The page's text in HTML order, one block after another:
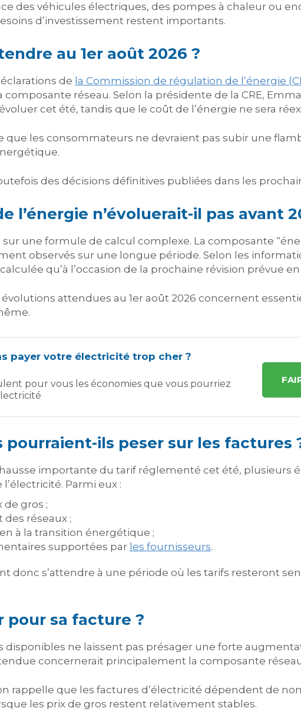
des véhicules électriques, des pompes à chaleur ou
d’investissement restent importants.
au 1er août 2026 ?
de la Commission de régulation de l’énergie
réseau. Selon la présidente de la CRE,
cet été, tandis que le coût de l’énergie ne sera
que les consommateurs ne devraient pas subir une
des décisions définitives publiées dans les
l’énergie n’évoluerait-il pas avant
une formule de calcul complexe. La composante
observés sur une longue période. Selon les
qu’à l’occasion de la prochaine révision prévue en
attendues au 1er août 2026 concernent
payer votre électricité trop cher ?
pour vous les économies que vous pourriez
pourraient-ils peser sur les factures
hausse importante du tarif réglementé cet été, plusieurs
Parmi eux :
de gros ;
réseaux ;
à la transition énergétique ;
supportées par les fournisseurs.
donc s’attendre à une période où les tarifs resteront
pour sa facture ?
disponibles ne laissent pas présager une forte
concernerait principalement la composante
rappelle que les factures d’électricité dépendent de
les prix de gros restent relativement stables.